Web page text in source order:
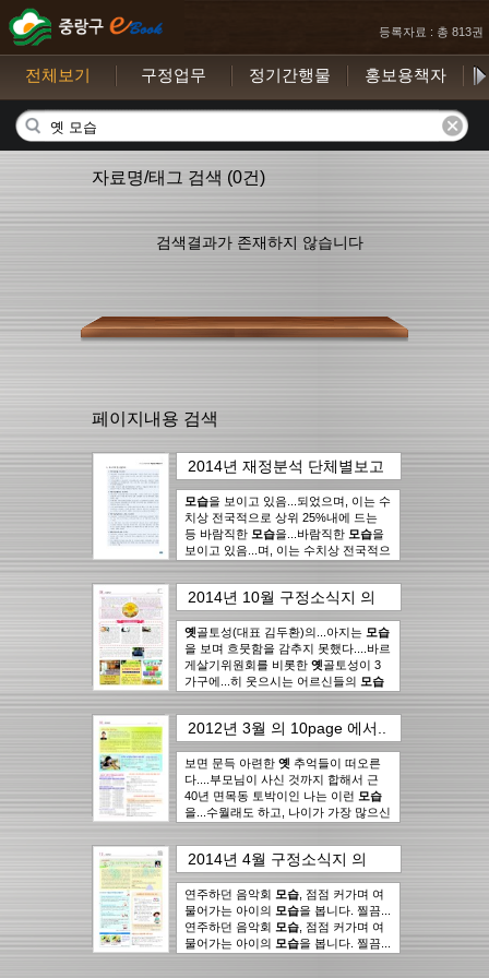
등록자료 : 총 813권
전체보기 구정업무 정기간행물 홍보용책자
자료명/태그 검색 (0건)
검색결과가 존재하지 않습니다
페이지내용 검색
2014년 재정분석 단체별보고
모습을 보이고 있음...되었으며, 이는 수
치상 전국적으로 상위 25%내에 드는
등 바람직한 모습을...바람직한 모습을
보이고 있음...며, 이는 수치상 전국적으
로 상위 25%내에 드는 등 바람직한
모
습을 보이...었으며, 이는 수치상 전국적
으로 하위 25%내에 드는 등 바람직한
모습을...
2014년 10월 구정소식지 의
8page에서.. 4건
옛골토성(대표 김두환)의...아지는 모습
을 보며 흐뭇함을 감추지 못했다....바르
게살기위원회를 비롯한 옛골토성이 3
가구에...히 웃으시는 어르신들의 모습
에 마음이 뿌듯했다"며, "올 추석은...
2012년 3월 의 10page 에서..
보면 문득 아련한 옛 추억들이 떠오른
다....부모님이 사신 것까지 합해서 근
40년 면목동 토박이인 나는 이런 모습
을...수월래도 하고, 나이가 가장 많으신
그모습을 보고 있으면 새 이웃을 만난
다는 기쁨보다...
2014년 4월 구정소식지 의
10page에서.. 4건
연주하던 음악회 모습 , 점점 커가며 여
물어가는 아이의 모습을 봅니다. 찔끔...
연주하던 음악회 모습 , 점점 커가며 여
물어가는 아이의 모습을 봅니다. 찔끔...